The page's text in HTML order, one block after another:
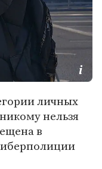
личных
нельзя
в